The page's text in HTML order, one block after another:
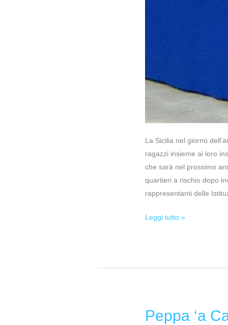
La Sicilia nel giorno
ragazzi insieme ai loro
che sarà nel prossimo
quartieri a rischio dopo
rappresentanti delle
Leggi tutto »
Peppa ‘a
Peppa